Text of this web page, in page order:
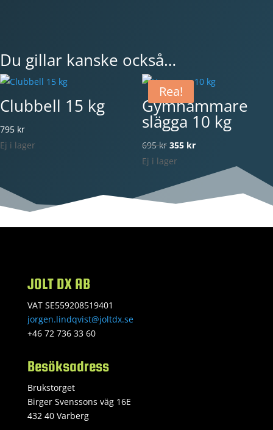
Du gillar kanske också…
Clubbell 15 kg
795 kr
Ej i lager
Rea!
Gymhammare
slägga 10 kg
695kr Det
ursprungliga
695 kr.
355 krDet
priset
Ej i lager
JOLT DX AB
VAT SE559208519401
jorgen.lindqvist@joltdx.se
+46 72 736 33 60
Besöksadress
Brukstorget
Birger Svenssons väg 16E
432 40 Varberg